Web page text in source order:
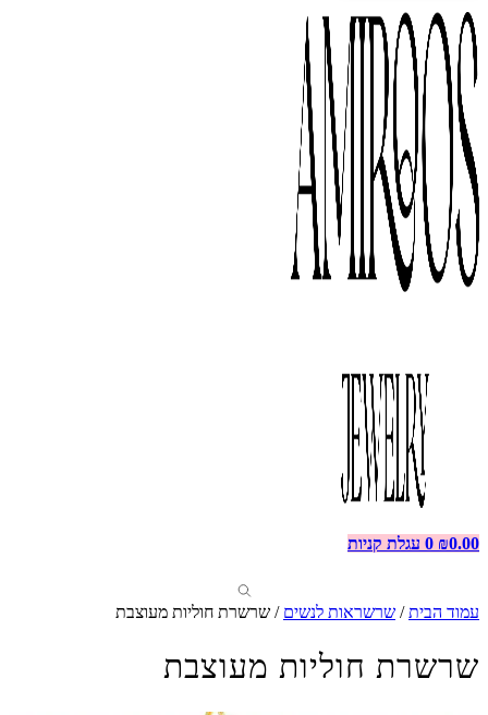
₪0.00
0 עגלת קניות
עמוד הבית/ שרשראות לנשים / שרשרת חוליות מעוצבת
שרשרת חוליות מעוצבת